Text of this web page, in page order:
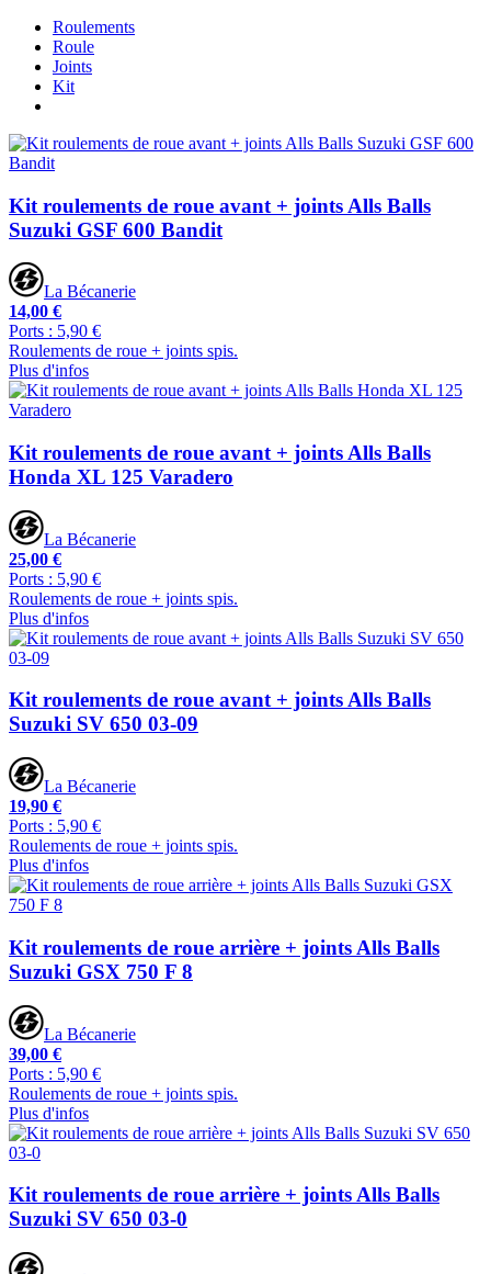
Roulements
Roule
Joints
Kit
Kit roulements de roue avant + joints Alls Balls
Suzuki GSF 600 Bandit
La Bécanerie
14,00 €
Ports : 5,90 €
Roulements de roue + joints spis.
Plus d'infos
Kit roulements de roue avant + joints Alls Balls
Honda XL 125 Varadero
La Bécanerie
25,00 €
Ports : 5,90 €
Roulements de roue + joints spis.
Plus d'infos
Kit roulements de roue avant + joints Alls Balls
Suzuki SV 650 03-09
La Bécanerie
19,90 €
Ports : 5,90 €
Roulements de roue + joints spis.
Plus d'infos
Kit roulements de roue arrière + joints Alls Balls
Suzuki GSX 750 F 8
La Bécanerie
39,00 €
Ports : 5,90 €
Roulements de roue + joints spis.
Plus d'infos
Kit roulements de roue arrière + joints Alls Balls
Suzuki SV 650 03-0